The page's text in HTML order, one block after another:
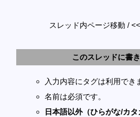
スレッド内ページ移動 / <<
このスレッドに書
入力内容にタグは利用でき
名前は必須です。
日本語以外（ひらがな/カ